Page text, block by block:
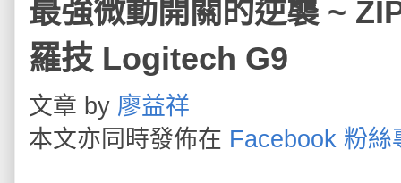
最強微動開關的逆襲 ~
羅技 Logitech G9
文章 by 廖益祥
本文亦同時發佈在 Facebook 粉絲